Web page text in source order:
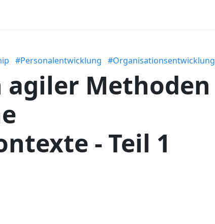
#Personalentwicklung #Organisationsentwicklung
Methoden
- Teil 1